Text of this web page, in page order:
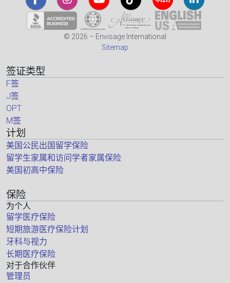
© 2026 – Envisage International
Sitemap
签证类型
F签
J签
OPT
M签
计划
美国公民出国留学保险
留学生家属和访问学者家属保险
美国初高中保险
保险
为个人
留学医疗保险
短期旅游医疗保险计划
牙科与视力
长期医疗保险
对于合作伙伴
管理员